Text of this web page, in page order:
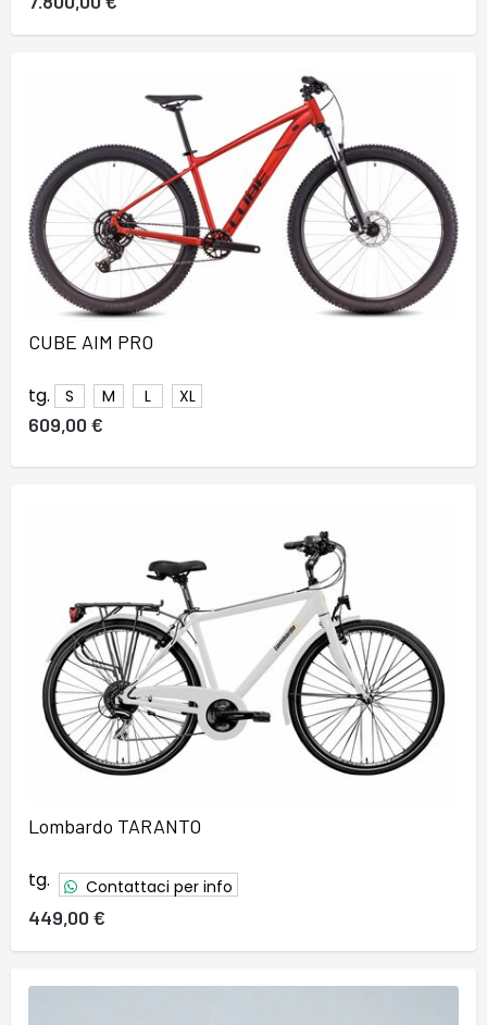
CUBE AIM PRO
tg. S M L XL
609,00 €
Lombardo TARANTO
tg. Contattaci per info
449,00 €